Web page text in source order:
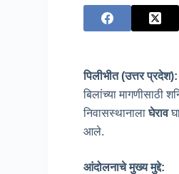
पिलीभीत(उत्तर प्रदेश):
बिलांच्या मागणीसाठी
निवासस्थानालाघेराव
आले.
आंदोलनाचे मुख्य मुद्दे: